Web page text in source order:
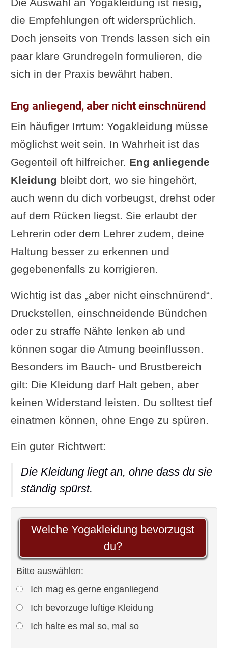
Die Auswahl an Yogakleidung ist riesig,
die Empfehlungen oft widersprüchlich.
Doch jenseits von Trends lassen sich ein
paar klare Grundregeln formulieren, die
sich in der Praxis bewährt haben.
Eng anliegend, aber nicht einschnürend
Ein häufiger Irrtum: Yogakleidung müsse
möglichst weit sein. In Wahrheit ist das
Gegenteil oft hilfreicher. Eng anliegende
Kleidung bleibt dort, wo sie hingehört,
auch wenn du dich vorbeugst, drehst oder
auf dem Rücken liegst. Sie erlaubt der
Lehrerin oder dem Lehrer zudem, deine
Haltung besser zu erkennen und
gegebenenfalls zu korrigieren.
Wichtig ist das „aber nicht einschnürend“.
Druckstellen, einschneidende Bündchen
oder zu straffe Nähte lenken ab und
können sogar die Atmung beeinflussen.
Besonders im Bauch- und Brustbereich
gilt: Die Kleidung darf Halt geben, aber
keinen Widerstand leisten. Du solltest tief
einatmen können, ohne Enge zu spüren.
Ein guter Richtwert:
Die Kleidung liegt an, ohne dass du sie
ständig spürst.
Welche Yogakleidung bevorzugst
du?
Bitte auswählen:
Ich mag es gerne enganliegend
Ich bevorzuge luftige Kleidung
Ich halte es mal so, mal so